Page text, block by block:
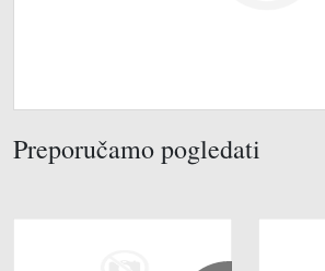
Preporučamo pogledati